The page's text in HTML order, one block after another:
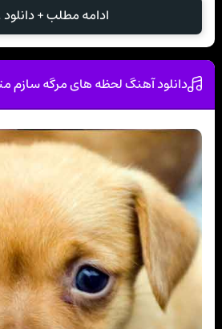
ادامه مطلب +
دانلود آهنگ لحظه های مرگه سازم